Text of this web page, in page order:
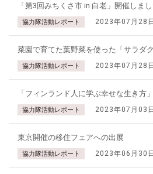
「第3回みちくさ市 in 白老」開催しま
協力隊活動レポート 2023年07月28日
菜園で育てた葉野菜を使った「サラダク
協力隊活動レポート 2023年07月28日
「フィンランド人に学ぶ幸せな生き方
協力隊活動レポート 2023年07月03日
東京開催の移住フェアへの出展
協力隊活動レポート 2023年06月30日